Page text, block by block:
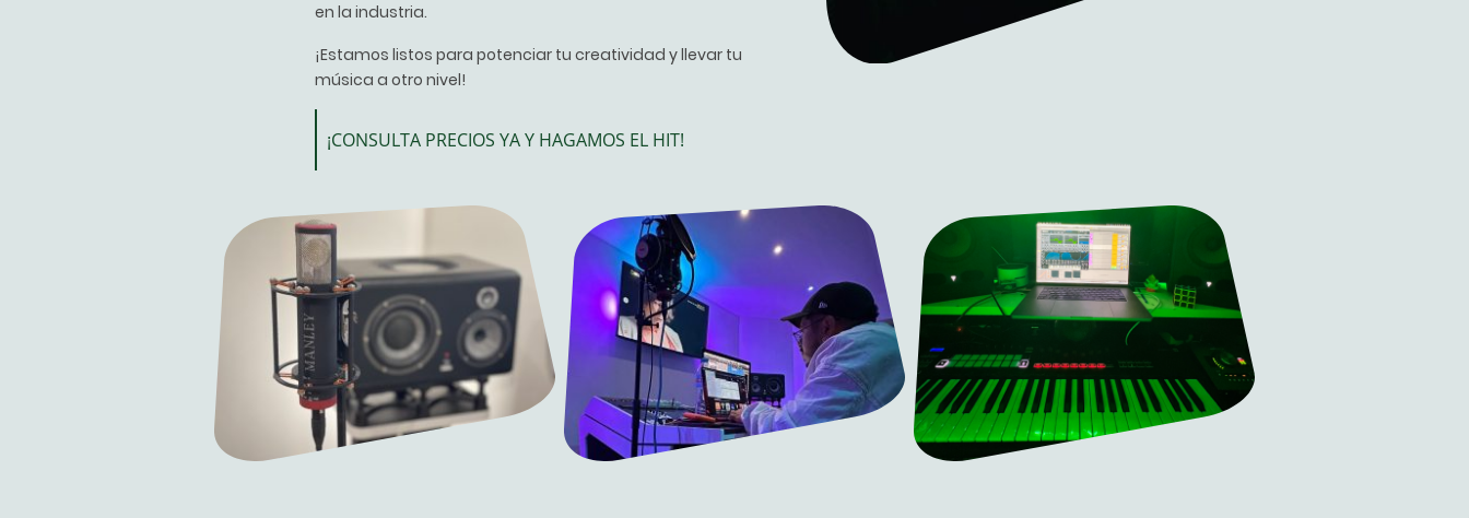
en la industria.
¡Estamos listos para potenciar tu creatividad y llevar tu
música a otro nivel!
¡CONSULTA PRECIOS YA Y HAGAMOS EL HIT!